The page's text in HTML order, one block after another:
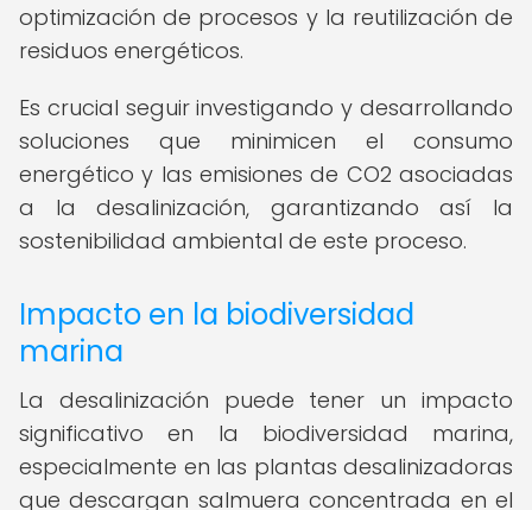
optimización de procesos y la reutilización de
residuos energéticos.
Es crucial seguir investigando y desarrollando
soluciones que minimicen el consumo
energético y las emisiones de CO2 asociadas
a la desalinización, garantizando así la
sostenibilidad ambiental de este proceso.
Impacto en la biodiversidad
marina
La desalinización puede tener un impacto
significativo en la biodiversidad marina,
especialmente en las plantas desalinizadoras
que descargan salmuera concentrada en el